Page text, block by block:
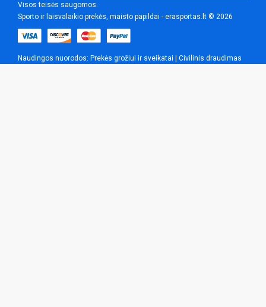
Visos teisės saugomos.
Sporto ir laisvalaikio prekės, maisto papildai - erasportas.lt © 2026
Naudingos nuorodos: Prekės grožiui ir sveikatai Civilinis draudimas